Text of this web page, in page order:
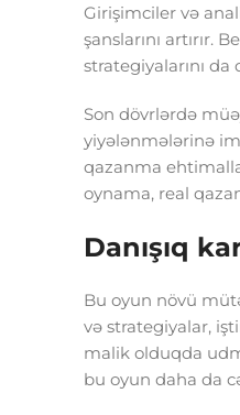
Girişimciler və
şanslarını artırır.
strategiyalarını
Son dövrlərdə
yiyələnmələrinə
qazanma
oynama, real
Danışıq
Bu oyun növü
və strategiyalar,
malik olduqda
bu oyun daha da